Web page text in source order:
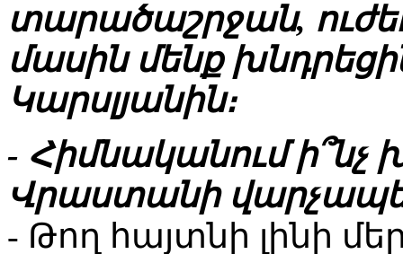
տարածաշրջան,
մասին մենք
Կարսլյանին։
- Հիմնականում ի՞նչ
Վրաստանի
- Թող հայտնի լինի